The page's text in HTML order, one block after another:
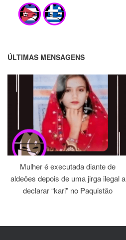
ÚLTIMAS MENSAGENS
Mulher é executada diante de
aldeões depois de uma jirga ilegal a
declarar “kari” no Paquistão